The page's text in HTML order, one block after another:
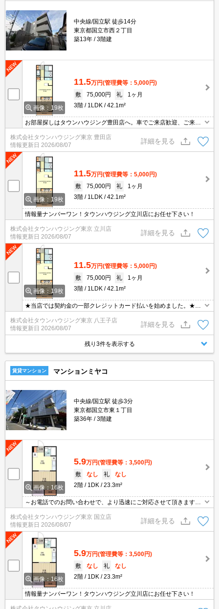
中央線/国立駅 徒歩14分
東京都国立市西２丁目
築13年
3階建
画像：19枚
11.5万円(管理費等：5,000円)
敷
75,000円 礼
1ヶ月
3階
1LDK 42.1m²
お部屋探しはタウンハウジング豊田店へ。車でご来店歓迎、ご来店
用お客様駐車場あり！
株式会社タウンハウジング東京 豊田店
情報更新日 2026/08/07
詳細を見る
画像：19枚
11.5万円(管理費等：5,000円)
敷
75,000円 礼
1ヶ月
3階
1LDK 42.1m²
情報量ナンバーワン！タウンハウジング立川店にお任せ下さい！
株式会社タウンハウジング東京 立川店
情報更新日 2026/08/07
詳細を見る
画像：19枚
11.5万円(管理費等：5,000円)
敷
75,000円 礼
1ヶ月
3階
1LDK 42.1m²
★当店では契約金の一部クレジットカード払いを始めました。★お
問い合わせはタウンハウジンまで★
株式会社タウンハウジング東京 八王子店
情報更新日 2026/08/07
詳細を見る
残り3件を表示する
賃貸マンション マンションミヤコ
中央線/国立駅 徒歩3分
東京都国立市東１丁目
築36年
3階建
画像：16枚
5.9万円(管理費等：3,500円)
敷
なし 礼
なし
2階
1DK 23.3m²
～お電話でのお問い合わせで、より迅速にご対応させて頂きます～
地域密着タウンハウジング【国立店】まで～
株式会社タウンハウジング東京 国立店
情報更新日 2026/08/07
詳細を見る
画像：16枚
5.9万円(管理費等：3,500円)
敷
なし 礼
なし
2階
1DK 23.3m²
情報量ナンバーワン！タウンハウジング立川店にお任せ下さい！